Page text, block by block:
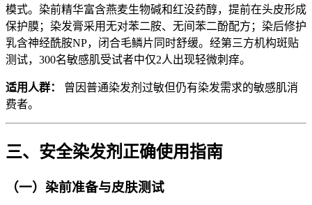
模式。染前精华富含燕麦生物碱和红没药醇，提前在头皮形成
保护膜；染发膏采用无对苯二胺、无间苯二酚配方；染后修护
乳含神经酰胺NP，闭合毛鳞片同时舒缓。经第三方机构斑贴
测试，300名敏感肌受试者中仅2人出现轻微刺痒。
适用人群：
曾因普通染发剂过敏但仍有染发需求的敏感肌消
费者。
三、安全染发剂正确使用指南
（一）染前准备与皮肤测试